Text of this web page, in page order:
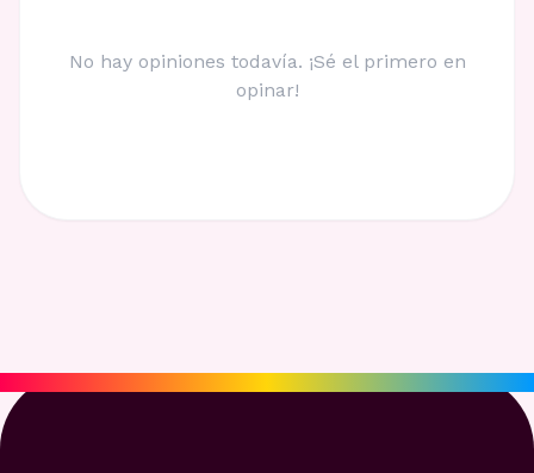
No hay opiniones todavía. ¡Sé el primero en
opinar!